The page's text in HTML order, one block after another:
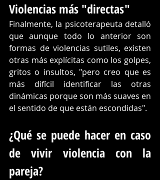
Violencias más "directas"
Finalmente, la psicoterapeuta detalló
que aunque todo lo anterior son
formas de violencias sutiles, existen
otras más explícitas como los golpes,
gritos o insultos, "pero creo que es
más difícil identificar las otras
dinámicas porque son más suaves en
el sentido de que están escondidas".
¿Qué se puede hacer en caso
de vivir violencia con la
pareja?